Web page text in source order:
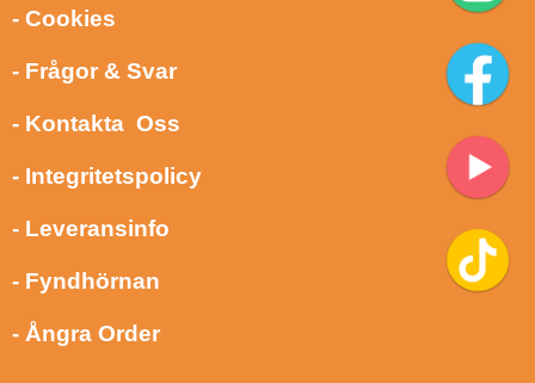
- Cookies
- Frågor & Svar
- Kontakta Oss
- Integritetspolicy
- Leveransinfo
- Fyndhörnan
- Ångra Order